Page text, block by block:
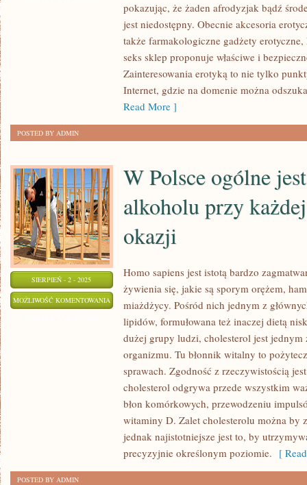
ŻYCIU
KAŻDEGO
CHWILA,
pokazując, że żaden afrodyzjak bądź
jest niedostępny. Obecnie akcesoria
także farmakologiczne gadżety
seks sklep proponuje właściwe i
Zainteresowania erotyką to nie tylko
Internet, gdzie na domenie można
Read More ]
POSTED BY ADMIN
SIERPIEŃ - 2 - 2025
MOŻLIWOŚĆ KOMENTOWANIA
POLSCE
OGÓLNE
SPOŻYWANIE
ALKOHOLU
PRZY
KAŻDEJ
DOPUSZCZALNEJ
OKAZJI
W Polsce ogólne
alkoholu przy
okazji
Homo sapiens jest istotą bardzo
żywienia się, jakie są sporym orężem,
miażdżycy. Pośród nich jednym z
lipidów, formułowana też inaczej dietą
dużej grupy ludzi, cholesterol jest
organizmu. Tu błonnik witalny to
sprawach. Zgodność z rzeczywistością
cholesterol odgrywa przede wszystkim
błon komórkowych, przewodzeniu
witaminy D. Zalet cholesterolu można by
jednak najistotniejsze jest to, by
precyzyjnie określonym poziomie. [
POSTED BY ADMIN